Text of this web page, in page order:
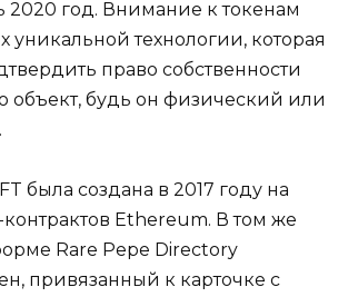
2020 год. Внимание к токенам
уникальной технологии, которая
право собственности
объект, будь он физический или
была создана в 2017 году на
Ethereum. В том же
Rare Pepe Directory
привязанный к карточке с